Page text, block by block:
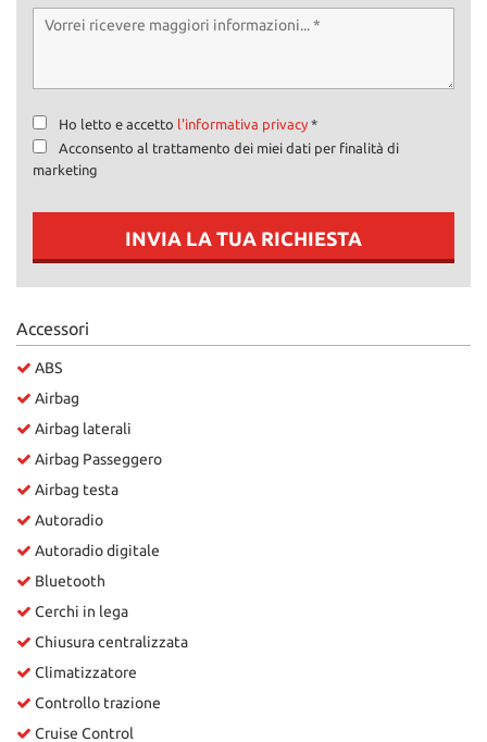
Ho letto e accetto l'informativa privacy *
Acconsento al trattamento dei miei dati per finalità di
marketing
INVIA LA TUA RICHIESTA
Accessori
ABS
Airbag
Airbag laterali
Airbag Passeggero
Airbag testa
Autoradio
Autoradio digitale
Bluetooth
Cerchi in lega
Chiusura centralizzata
Climatizzatore
Controllo trazione
Cruise Control